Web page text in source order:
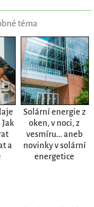
téma
a
Solární energie z
oken, v noci, z
vesmíru... aneb
novinky v solární
energetice